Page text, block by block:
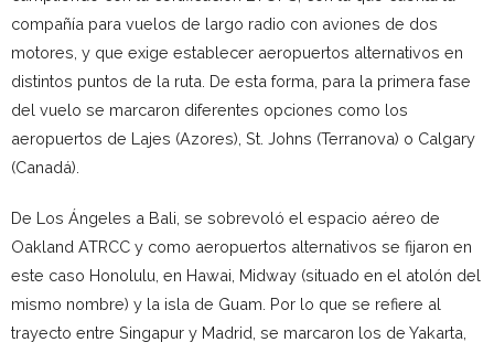
compañía para vuelos de largo radio con aviones de dos
motores, y que exige establecer aeropuertos alternativos en
distintos puntos de la ruta. De esta forma, para la primera fase
del vuelo se marcaron diferentes opciones como los
aeropuertos de Lajes (Azores), St. Johns (Terranova) o Calgary
(Canadá).
De Los Ángeles a Bali, se sobrevoló el espacio aéreo de
Oakland ATRCC y como aeropuertos alternativos se fijaron en
este caso Honolulu, en Hawai, Midway (situado en el atolón del
mismo nombre) y la isla de Guam. Por lo que se refiere al
trayecto entre Singapur y Madrid, se marcaron los de Yakarta,